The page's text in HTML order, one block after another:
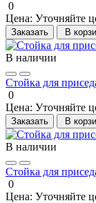
0
Цена: Уточняйте
Заказать В
В наличии
Стойка для
0
Цена: Уточняйте
Заказать В
В наличии
Стойка для
0
Цена: Уточняйте